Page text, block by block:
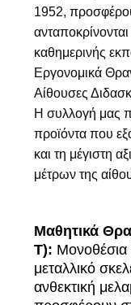
1952,
καθημερινής
Εργονομικά
Αίθουσες
Η συλλογή μας
προϊόντα που
και τη μέγιστη
μέτρων της
Μαθητικά
T): Μονοθέσια
μεταλλικό
ανθεκτική